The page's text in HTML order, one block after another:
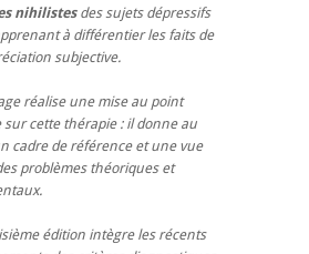
nihilistesdes sujets dépressifs
à différentier les faits de
subjective.
réalise une mise au point
sur cette thérapie : il donne au
cadre de référence et une vue
problèmes théoriques et
édition intègre les récents